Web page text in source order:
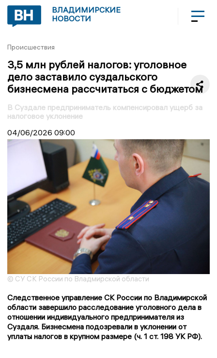
ВЛАДИМИРСКИЕ
НОВОСТИ
Происшествия
3,5 млн рублей налогов: уголовное
дело заставило суздальского
бизнесмена рассчитаться с бюджетом
В Суздале предприниматель компенсировал ущерб за
налоговое уклонение
04/06/2026 09:00
© СУ СК России по Владмирской области
Следственное управление СК России по Владимирской
области завершило расследование уголовного дела в
отношении индивидуального предпринимателя из
Суздаля. Бизнесмена подозревали в уклонении от
уплаты налогов в крупном размере (ч. 1 ст. 198 УК РФ).